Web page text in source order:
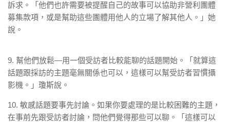
訴求。「他們也許需要被提醒自己的故事可以協助非營利團體
募集款項，或是幫助這些團體用他人的立場了解其他人。」她
說。
9. 幫他們放鬆—用一個受訪者比較能聊的話題開始。「就算這
話題跟採訪的主題毫無關係也可以，這樣可以幫受訪者習慣攝
影機。」瓊斯說。
10. 敏感話題要事先討論。如果你要處理的是比較困難的主題，
在事前先跟受訪者討論，問他們覺得那些可以聊。「這樣可以